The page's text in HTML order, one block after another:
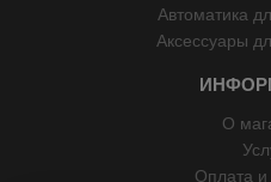
Автоматика
Аксессуары
О
Оплата и